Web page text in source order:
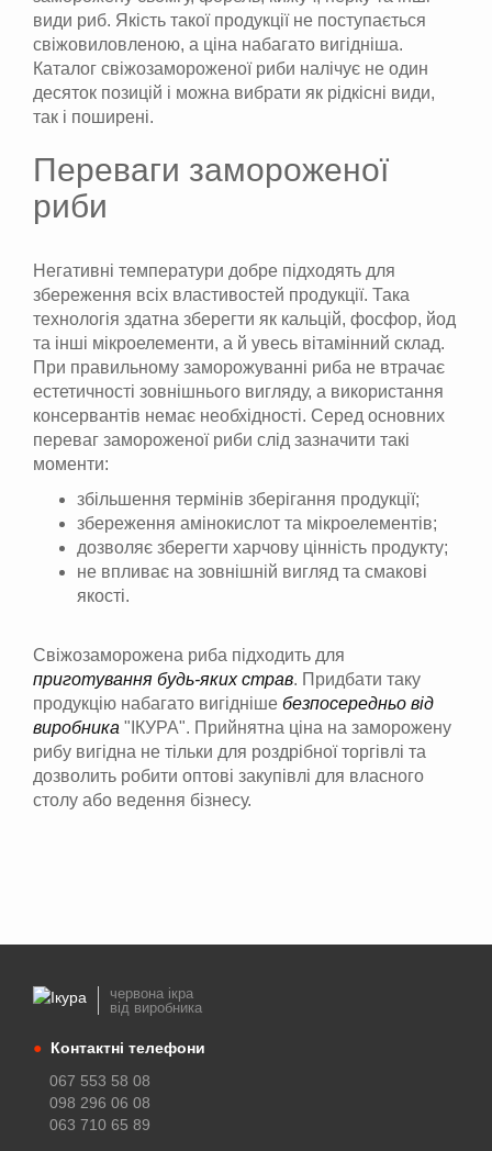
види риб. Якість такої продукції не поступається
свіжовиловленою, а ціна набагато вигідніша.
Каталог свіжозамороженої риби налічує не один
десяток позицій і можна вибрати як рідкісні види,
так і поширені.
Переваги замороженої
риби
Негативні температури добре підходять для
збереження всіх властивостей продукції. Така
технологія здатна зберегти як кальцій, фосфор, йод
та інші мікроелементи, а й увесь вітамінний склад.
При правильному заморожуванні риба не втрачає
естетичності зовнішнього вигляду, а використання
консервантів немає необхідності. Серед основних
переваг замороженої риби слід зазначити такі
моменти:
збільшення термінів зберігання продукції;
збереження амінокислот та мікроелементів;
дозволяє зберегти харчову цінність продукту;
не впливає на зовнішній вигляд та смакові
якості.
Свіжозаморожена риба підходить для
приготування будь-яких страв. Придбати таку
продукцію набагато вигідніше безпосередньо від
виробника "ІКУРА". Прийнятна ціна на заморожену
рибу вигідна не тільки для роздрібної торгівлі та
дозволить робити оптові закупівлі для власного
столу або ведення бізнесу.
червона ікра
від виробника
● Контактні телефони
067 553 58 08
098 296 06 08
063 710 65 89